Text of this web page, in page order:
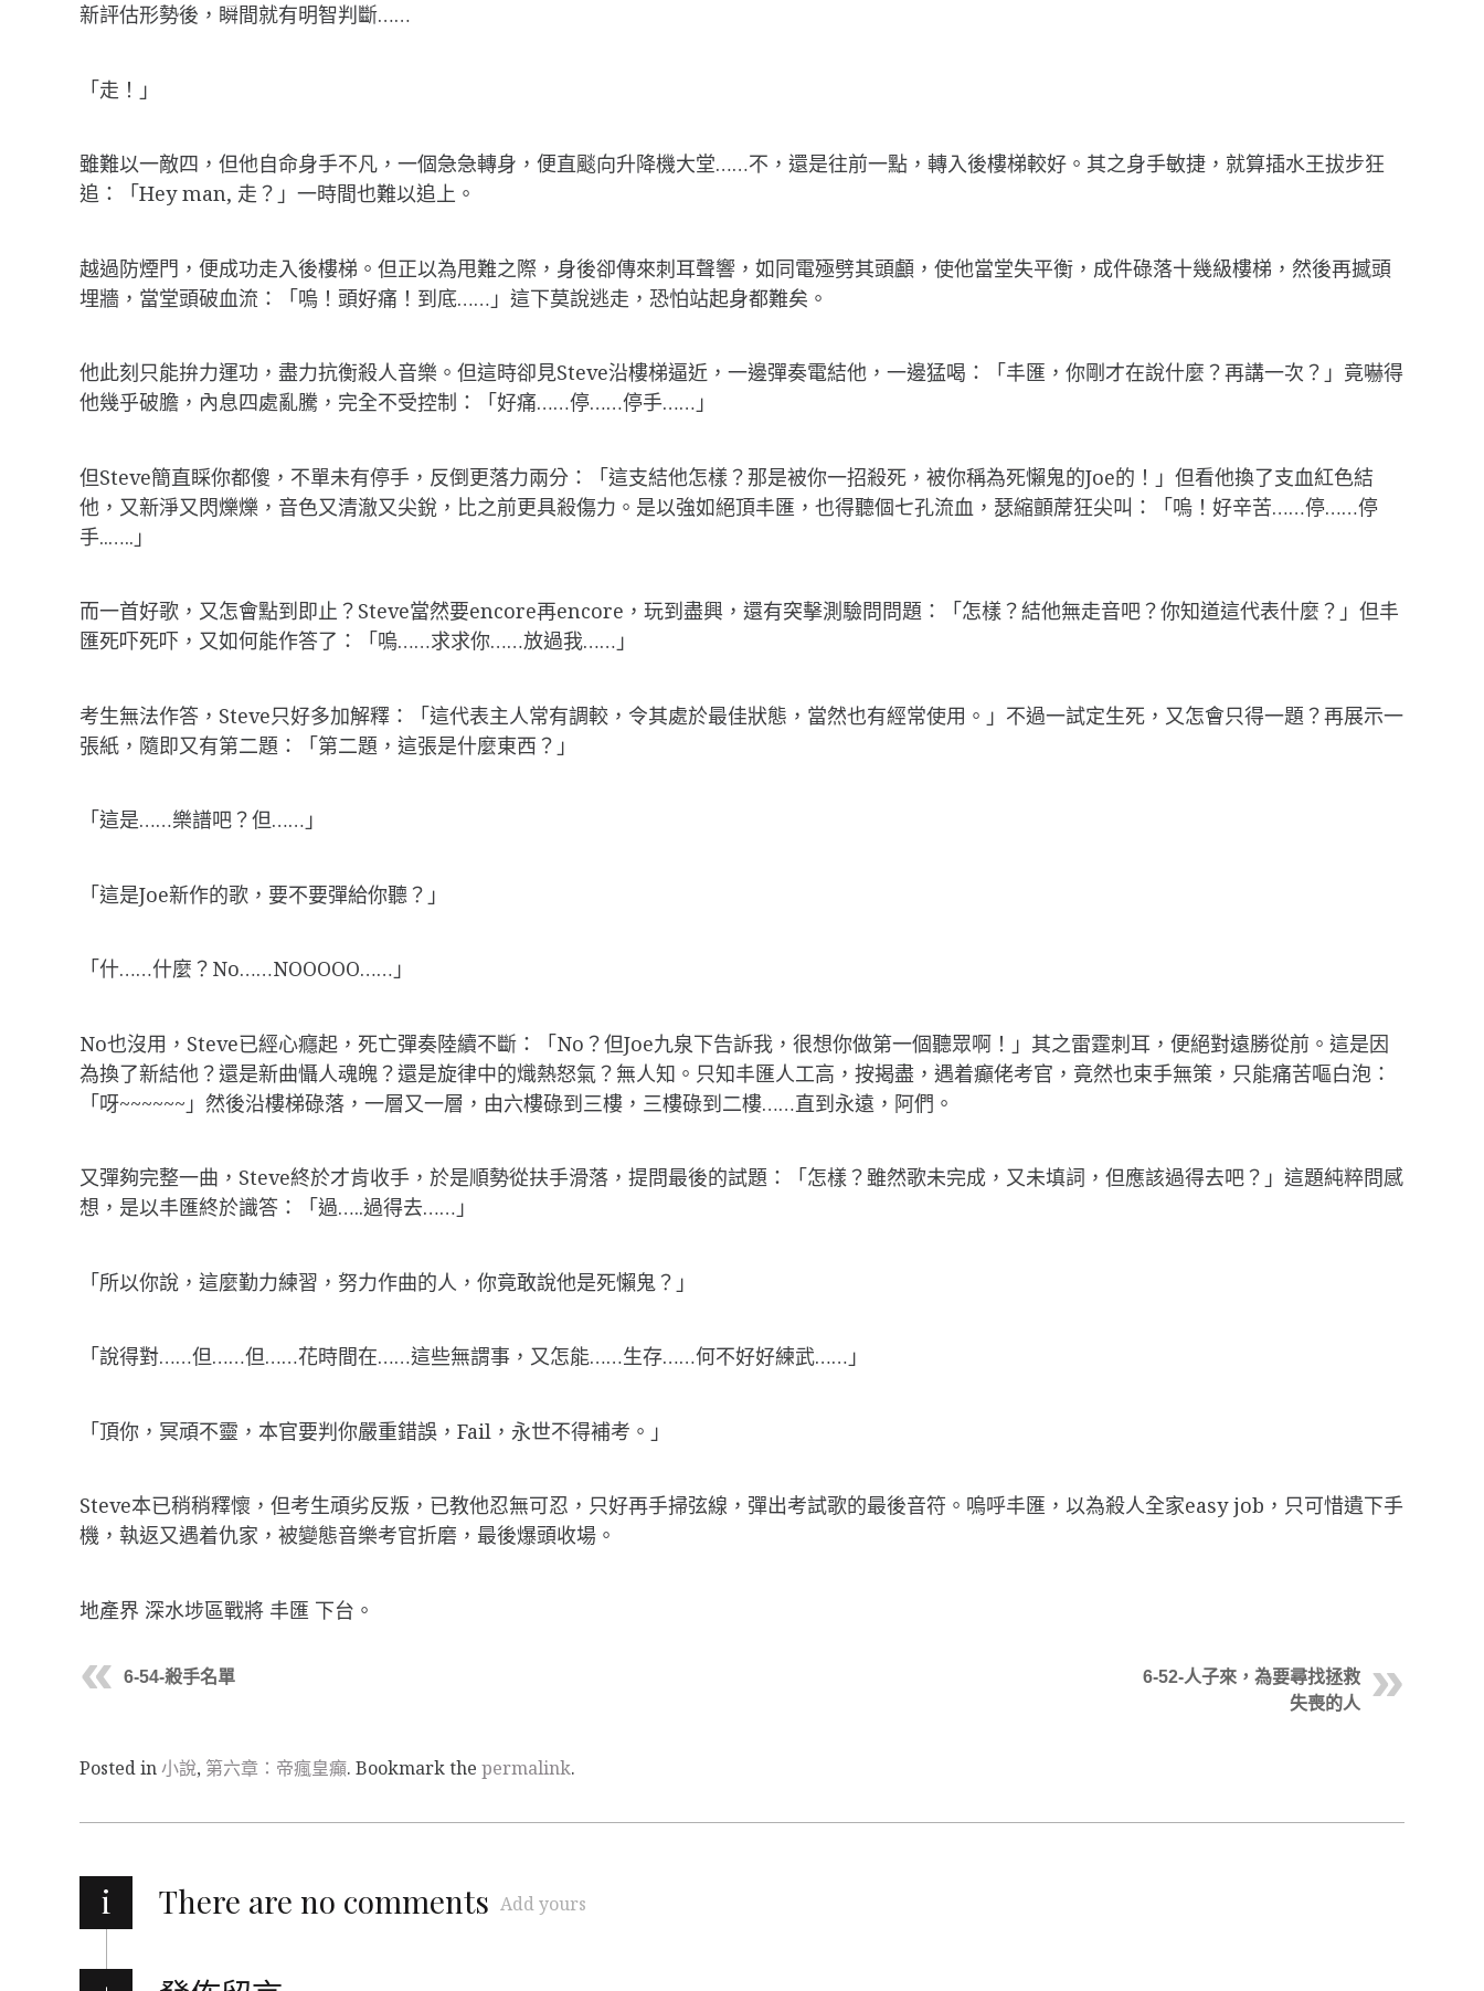
新評估形勢後，瞬間就有明智判斷……
「走！」
雖難以一敵四，但他自命身手不凡，一個急急轉身，便直颷向升降機大堂……不，還是往前一點，轉入後樓梯較好。其之身手敏捷，就算插水王拔步狂
追：「Hey man, 走？」一時間也難以追上。
越過防煙門，便成功走入後樓梯。但正以為甩難之際，身後卻傳來刺耳聲響，如同電殛劈其頭顱，使他當堂失平衡，成件碌落十幾級樓梯，然後再撼頭
埋牆，當堂頭破血流：「嗚！頭好痛！到底……」這下莫說逃走，恐怕站起身都難矣。
他此刻只能拚力運功，盡力抗衡殺人音樂。但這時卻見Steve沿樓梯逼近，一邊彈奏電結他，一邊猛喝：「丰匯，你剛才在說什麼？再講一次？」竟嚇得
他幾乎破膽，內息四處亂騰，完全不受控制：「好痛……停……停手……」
但Steve簡直睬你都傻，不單未有停手，反倒更落力兩分：「這支結他怎樣？那是被你一招殺死，被你稱為死懶鬼的Joe的！」但看他換了支血紅色結
他，又新淨又閃爍爍，音色又清澈又尖銳，比之前更具殺傷力。是以強如絕頂丰匯，也得聽個七孔流血，瑟縮顫蓆狂尖叫：「嗚！好辛苦……停……停
手..…..」
而一首好歌，又怎會點到即止？Steve當然要encore再encore，玩到盡興，還有突擊測驗問問題：「怎樣？結他無走音吧？你知道這代表什麼？」但丰
匯死吓死吓，又如何能作答了：「嗚……求求你……放過我……」
考生無法作答，Steve只好多加解釋：「這代表主人常有調較，令其處於最佳狀態，當然也有經常使用。」不過一試定生死，又怎會只得一題？再展示一
張紙，隨即又有第二題：「第二題，這張是什麼東西？」
「這是……樂譜吧？但……」
「這是Joe新作的歌，要不要彈給你聽？」
「什……什麼？No……NOOOOO……」
No也沒用，Steve已經心癮起，死亡彈奏陸續不斷：「No？但Joe九泉下告訴我，很想你做第一個聽眾啊！」其之雷霆刺耳，便絕對遠勝從前。這是因
為換了新結他？還是新曲懾人魂魄？還是旋律中的熾熱怒氣？無人知。只知丰匯人工高，按揭盡，遇着癲佬考官，竟然也束手無策，只能痛苦嘔白泡：
「呀~~~~~~」然後沿樓梯碌落，一層又一層，由六樓碌到三樓，三樓碌到二樓……直到永遠，阿們。
又彈夠完整一曲，Steve終於才肯收手，於是順勢從扶手滑落，提問最後的試題：「怎樣？雖然歌未完成，又未填詞，但應該過得去吧？」這題純粹問感
想，是以丰匯終於識答：「過…..過得去……」
「所以你說，這麼勤力練習，努力作曲的人，你竟敢說他是死懶鬼？」
「說得對……但……但……花時間在……這些無謂事，又怎能……生存……何不好好練武……」
「頂你，冥頑不靈，本官要判你嚴重錯誤，Fail，永世不得補考。」
Steve本已稍稍釋懷，但考生頑劣反叛，已教他忍無可忍，只好再手掃弦線，彈出考試歌的最後音符。嗚呼丰匯，以為殺人全家easy job，只可惜遺下手
機，執返又遇着仇家，被變態音樂考官折磨，最後爆頭收場。
地產界 深水埗區戰將 丰匯 下台。
6-54-殺手名單
6-52-人子來，為要尋找拯救
失喪的人
Posted in小說, 第六章：帝瘋皇癲. Bookmark the permalink.
i There are no comments Add yours